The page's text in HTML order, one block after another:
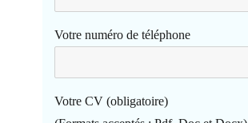
Votre numéro de téléphone
Votre CV (obligatoire)